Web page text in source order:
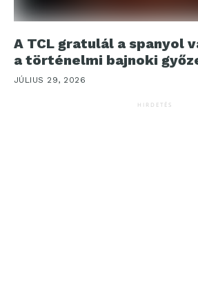
A TCL gratulál a spanyol
a történelmi bajnoki
JÚLIUS 29, 2026
HIRDETÉS